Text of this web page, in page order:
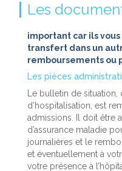
Les
important car ils
transfert dans un
remboursements ou
Les pièces
Le bulletin de
d’hospitalisation, est
admissions. Il doit être
d’assurance maladie
journalières et le
et éventuellement à
votre présence à